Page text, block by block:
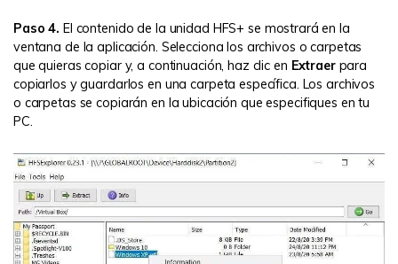
Paso 4. El contenido de la unidad HFS+ se mostrará en la
ventana de la aplicación. Selecciona los archivos o carpetas
que quieras copiar y, a continuación, haz clic en Extraer para
copiarlos y guardarlos en una carpeta específica. Los archivos
o carpetas se copiarán en la ubicación que especifiques en tu
PC.